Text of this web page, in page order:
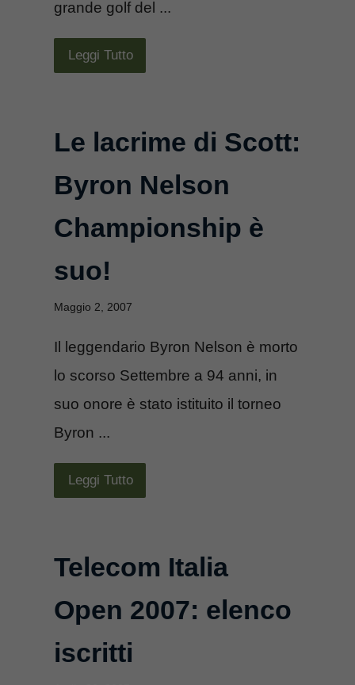
grande golf del ...
Leggi Tutto
Le lacrime di Scott:
Byron Nelson
Championship è
suo!
Maggio 2, 2007
Il leggendario Byron Nelson è morto
lo scorso Settembre a 94 anni, in
suo onore è stato istituito il torneo
Byron ...
Leggi Tutto
Telecom Italia
Open 2007: elenco
iscritti